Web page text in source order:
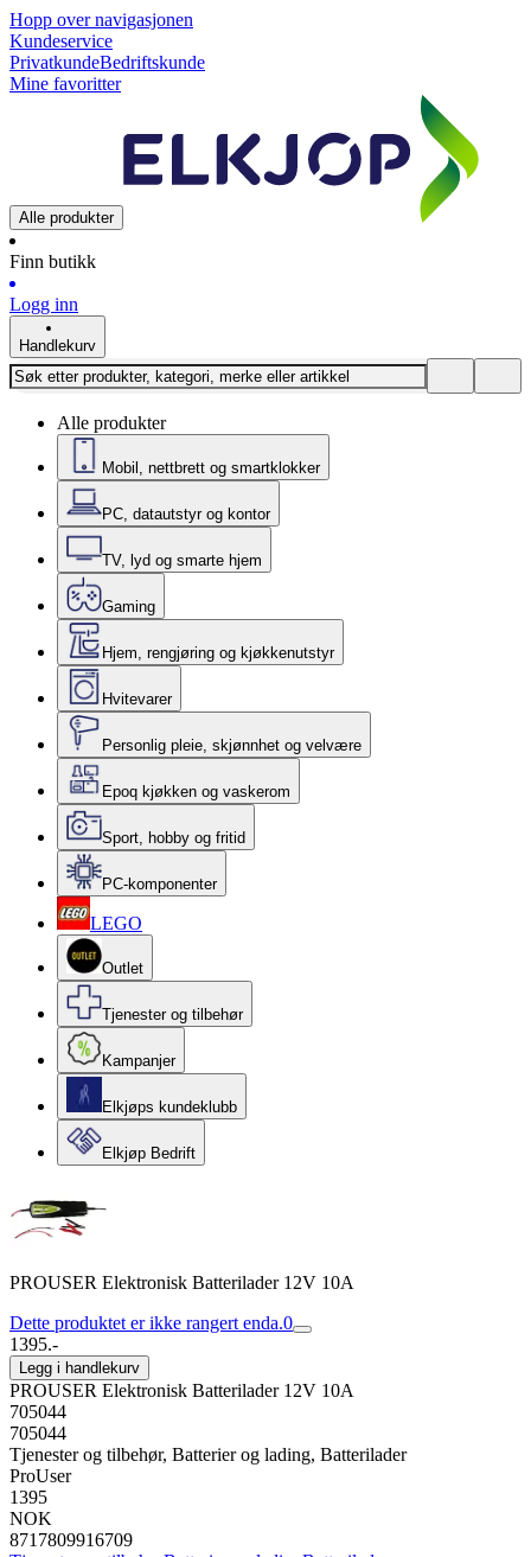
Hopp over navigasjonen
Kundeservice
PrivatkundeBedriftskunde
Mine favoritter
Alle produkter
Finn butikk
Logg inn
Handlekurv
Alle produkter
Mobil, nettbrett og smartklokker
PC, datautstyr og kontor
TV, lyd og smarte hjem
Gaming
Hjem, rengjøring og kjøkkenutstyr
Hvitevarer
Personlig pleie, skjønnhet og velvære
Epoq kjøkken og vaskerom
Sport, hobby og fritid
PC-komponenter
LEGO
Outlet
Tjenester og tilbehør
Kampanjer
Elkjøps kundeklubb
Elkjøp Bedrift
PROUSER Elektronisk Batterilader 12V 10A
Dette produktet er ikke rangert enda.0
1395.-
Legg i handlekurv
PROUSER Elektronisk Batterilader 12V 10A
705044
705044
Tjenester og tilbehør, Batterier og lading, Batterilader
ProUser
1395
NOK
8717809916709